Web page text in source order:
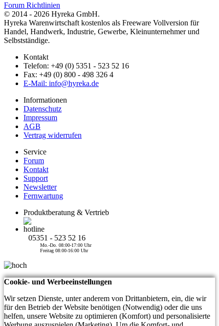
Forum Richtlinien
© 2014 - 2026 Hyreka GmbH.
Hyreka Warenwirtschaft kostenlos als Freeware Vollversion für
Handel, Handwerk, Industrie, Gewerbe, Kleinunternehmer und
Selbstständige.
Kontakt
Telefon: +49 (0) 5351 - 523 52 16
Fax: +49 (0) 800 - 498 326 4
E-Mail: info@hyreka.de
Informationen
Datenschutz
Impressum
AGB
Vertrag widerrufen
Service
Forum
Kontakt
Support
Newsletter
Fernwartung
Produktberatung & Vertrieb
05351 - 523 52 16
Mo.-Do. 08:00-17:00 Uhr
Freitag 08:00-16:00 Uhr
Cookie- und Werbeeinstellungen
Wir setzen Dienste, unter anderem von Drittanbietern, ein, die wir
für den Betrieb der Website benötigen (Notwendig) oder die uns
helfen, unsere Website zu optimieren (Komfort) und personalisierte